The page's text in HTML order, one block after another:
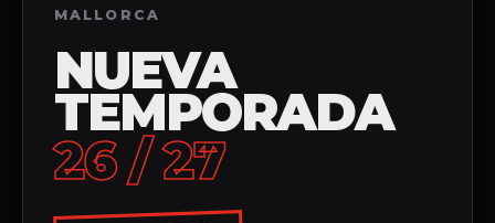
MALLORCA
NUEVA
TEMPORADA
26 / 27